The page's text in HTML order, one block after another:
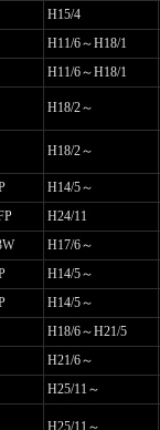
H15/4
H11/6～H18/1
H11/6～H18/1
H18/2～
H18/2～
H14/5～
H24/11
H17/6～
H14/5～
H14/5～
H18/6～H21/5
H21/6～
H25/11～
H25/11～